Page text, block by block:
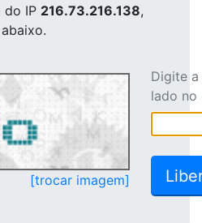
do IP 216.73.216.138,
[trocar imagem]
Digite
lado no